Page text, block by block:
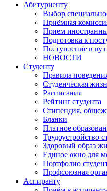
Абитуриенту
Выбор
Приёмная
Прием
Подготовка к
Поступление в
НОВОСТИ
Студенту
Правила
Студенческая
Расписания
Рейтинг студента
Стипендия,
Бланки
Платное
Трудоустройство
Здоровый образ
Единое окно для
Портфолио
Профсоюзная
Аспиранту